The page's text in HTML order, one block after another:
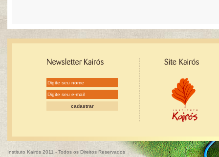
Instituto Kairós 2011 - Todos os Direitos Reservados